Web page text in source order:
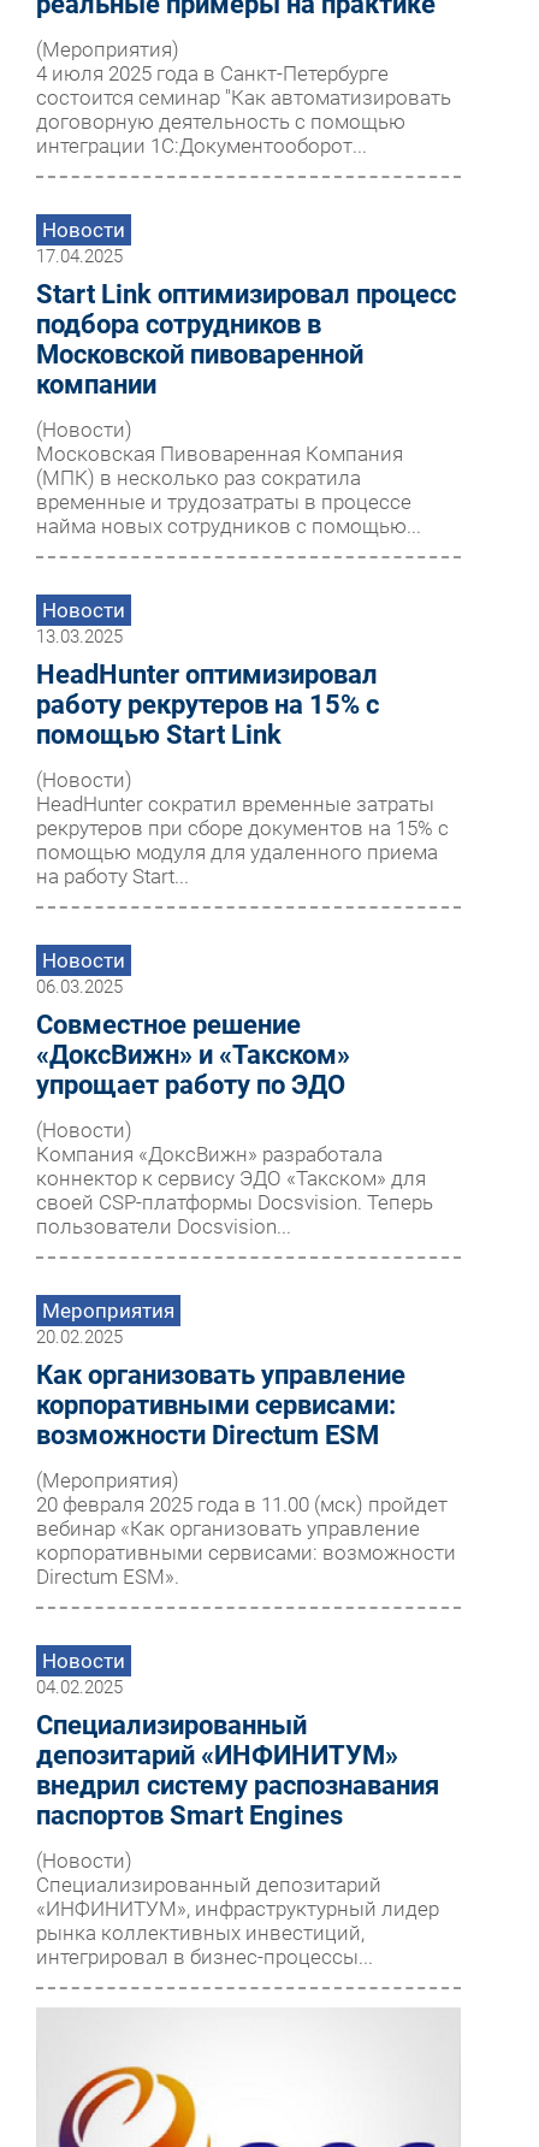
(Мероприятия)
4 июля 2025 года в Санкт-Петербурге
состоится семинар "Как автоматизировать
договорную деятельность с помощью
интеграции 1С:Документооборот...
Новости
17.04.2025
Start Link оптимизировал процесс
подбора сотрудников в
Московской пивоваренной
компании
(Новости)
Московская Пивоваренная Компания
(МПК) в несколько раз сократила
временные и трудозатраты в процессе
найма новых сотрудников с помощью...
Новости
13.03.2025
HeadHunter оптимизировал
работу рекрутеров на 15% с
помощью Start Link
(Новости)
HeadHunter сократил временные затраты
рекрутеров при сборе документов на 15% с
помощью модуля для удаленного приема
на работу Start...
Новости
06.03.2025
Совместное решение
«ДоксВижн» и «Такском»
упрощает работу по ЭДО
(Новости)
Компания «ДоксВижн» разработала
коннектор к сервису ЭДО «Такском» для
своей CSP-платформы Docsvision. Теперь
пользователи Docsvision...
Мероприятия
20.02.2025
Как организовать управление
корпоративными сервисами:
возможности Directum ESM
(Мероприятия)
20 февраля 2025 года в 11.00 (мск) пройдет
вебинар «Как организовать управление
корпоративными сервисами: возможности
Directum ESM».
Новости
04.02.2025
Специализированный
депозитарий «ИНФИНИТУМ»
внедрил систему распознавания
паспортов Smart Engines
(Новости)
Специализированный депозитарий
«ИНФИНИТУМ», инфраструктурный лидер
рынка коллективных инвестиций,
интегрировал в бизнес-процессы...